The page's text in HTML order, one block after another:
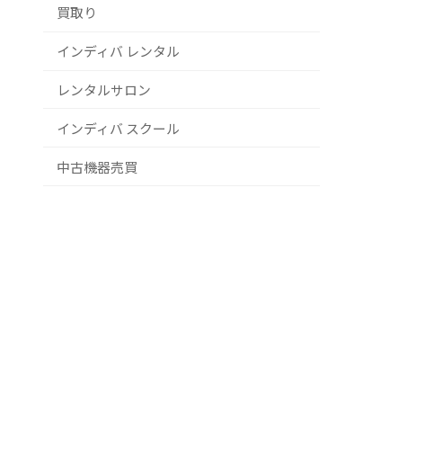
買取り
インディバ レンタル
レンタルサロン
インディバ スクール
中古機器売買